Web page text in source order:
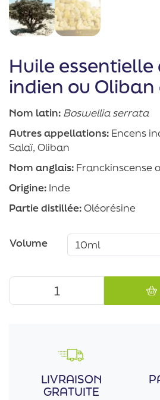
Huile essentielle
indien ou Oliban
Nom latin: Boswellia serrata
Autres appellations: Encens
Salaï, Oliban
Nom anglais: Franckinscense
Origine: Inde
Partie distillée:Oléorésine
Volume
LIVRAISON
GRATUITE